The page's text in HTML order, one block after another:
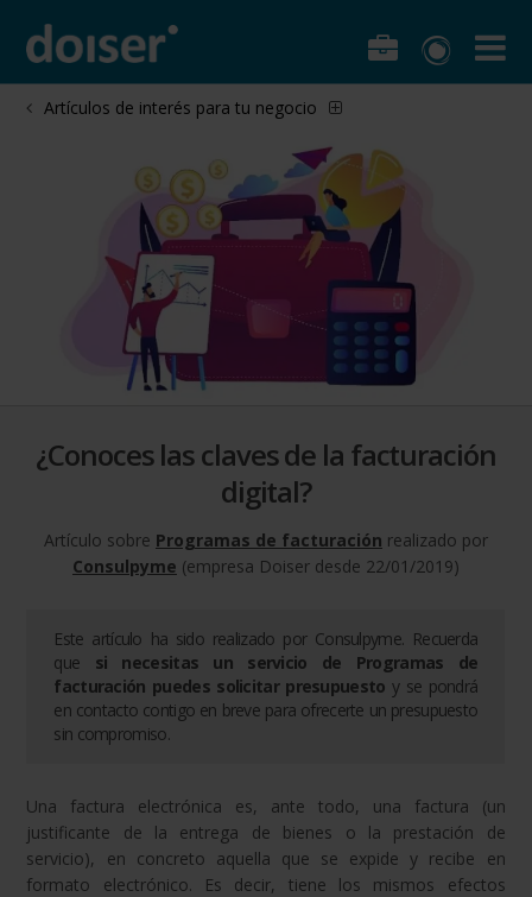
Artículos de interés para tu negocio
¿Conoces las claves de la facturación
digital?
Artículo sobre Programas de facturación realizado por
Consulpyme (empresa Doiser desde 22/01/2019)
Este artículo ha sido realizado por Consulpyme. Recuerda
que si necesitas un servicio de Programas de
facturación puedes solicitar presupuesto y se pondrá
en contacto contigo en breve para ofrecerte un presupuesto
sin compromiso.
Una factura electrónica es, ante todo, una factura (un
justificante de la entrega de bienes o la prestación de
servicio), en concreto aquella que se expide y recibe en
formato electrónico. Es decir, tiene los mismos efectos